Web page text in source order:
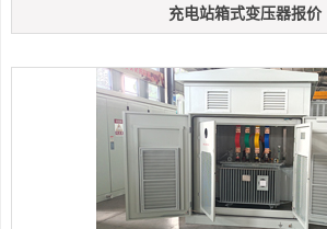
充电站箱式变压器报价